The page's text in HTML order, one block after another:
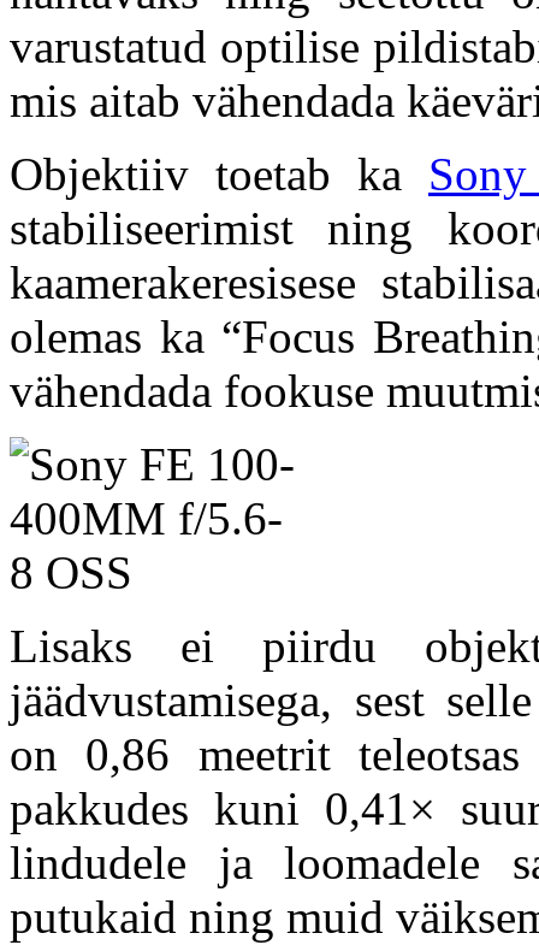
varustatud optilise
mis aitab vähendada
Objektiiv toetab ka
stabiliseerimist ning
kaamerakeresisese
olemas ka “Focus
vähendada fookuse
Lisaks ei piirdu
jäädvustamisega, sest
on 0,86 meetrit
pakkudes kuni 0,41×
lindudele ja loomadele
putukaid ning muid